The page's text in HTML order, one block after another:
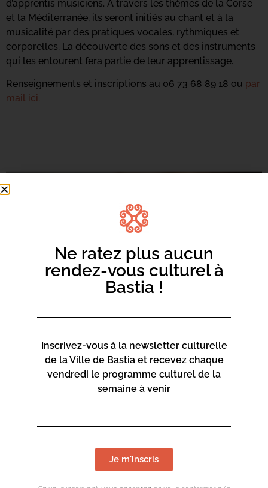
d’apprentis musiciens. A travers les thèmes de la Corse
et la Méditerranée, ils seront initiés au chant et à la
musicalité par des pratiques vocales, rythmiques et
corporelles. La découverte des sons et des instruments
qui les entourent fera partie de leur apprentissage.
Renseignements et inscriptions au 06 73 68 89 18 ou par
mail ici.
Ne ratez plus aucun
rendez-vous culturel à
Bastia !
Inscrivez-vous à la newsletter culturelle
de la Ville de Bastia et recevez chaque
vendredi le programme culturel de la
semaine à venir
Je m'inscris